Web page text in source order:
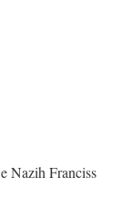
Nazih Franciss